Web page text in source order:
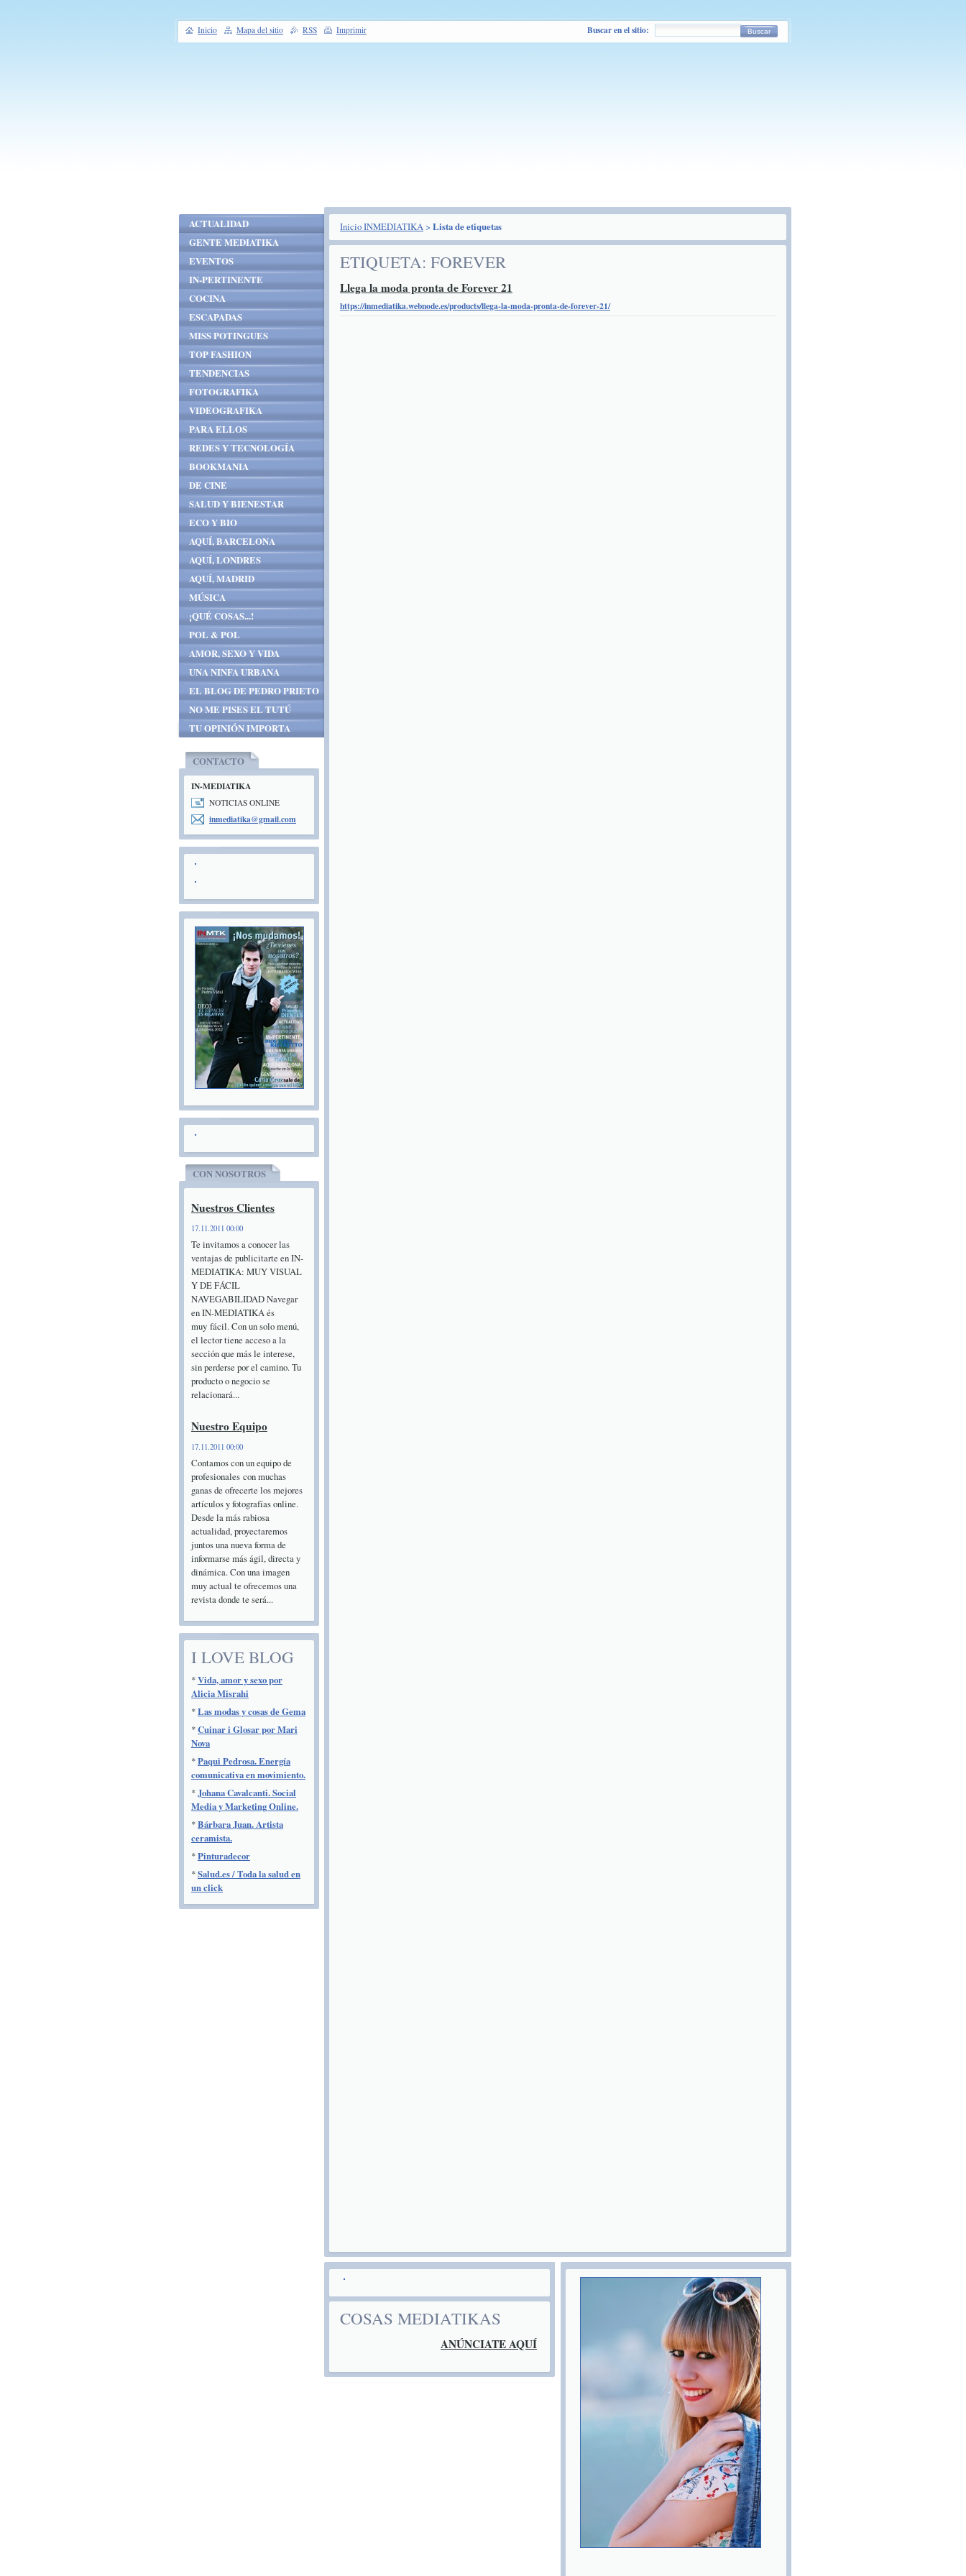
Inicio INMEDIATIKA> Lista de etiquetas
ETIQUETA: FOREVER
Llega la moda pronta de Forever 21
https://inmediatika.webnode.es/products/llega-la-moda-pronta-de-forever-21/
COSAS MEDIATIKAS
ANÚNCIATE AQUÍ
ACTUALIDAD
GENTE MEDIATIKA
EVENTOS
IN-PERTINENTE
COCINA
ESCAPADAS
MISS POTINGUES
TOP FASHION
TENDENCIAS
FOTOGRAFIKA
VIDEOGRAFIKA
PARA ELLOS
REDES Y TECNOLOGÍA
BOOKMANIA
DE CINE
SALUD Y BIENESTAR
ECO Y BIO
AQUÍ, BARCELONA
AQUÍ, LONDRES
AQUÍ, MADRID
MÚSICA
¡QUÉ COSAS...!
POL & POL
AMOR, SEXO Y VIDA
UNA NINFA URBANA
EL BLOG DE PEDRO PRIETO
NO ME PISES EL TUTÚ
TU OPINIÓN IMPORTA
CONTACTO
IN-MEDIATIKA
NOTICIAS ONLINE
inmediatika@gmail.com
CON NOSOTROS
Nuestros Clientes
17.11.2011 00:00
Te invitamos a conocer las
ventajas de publicitarte en IN-
MEDIATIKA: MUY VISUAL
Y DE FÁCIL
NAVEGABILIDAD Navegar
en IN-MEDIATIKA és
muy fácil. Con un solo menú,
el lector tiene acceso a la
sección que más le interese,
sin perderse por el camino. Tu
producto o negocio se
relacionará...
Nuestro Equipo
17.11.2011 00:00
Contamos con un equipo de
profesionales con muchas
ganas de ofrecerte los mejores
artículos y fotografías online.
Desde la más rabiosa
actualidad, proyectaremos
juntos una nueva forma de
informarse más ágil, directa y
dinámica. Con una imagen
muy actual te ofrecemos una
revista donde te será...
I LOVE BLOG
*Vida, amor y sexo por
Alicia Misrahi
*Las modas y cosas de Gema
*Cuinar i Glosar por Mari
Nova
*Paqui Pedrosa. Energía
comunicativa en movimiento.
*Johana Cavalcanti. Social
Media y Marketing Online.
*Bárbara Juan. Artista
ceramista.
*Pinturadecor
*Salud.es / Toda la salud en
un click
Inicio Mapa del sitio RSS Imprimir Buscar en el sitio: Buscar